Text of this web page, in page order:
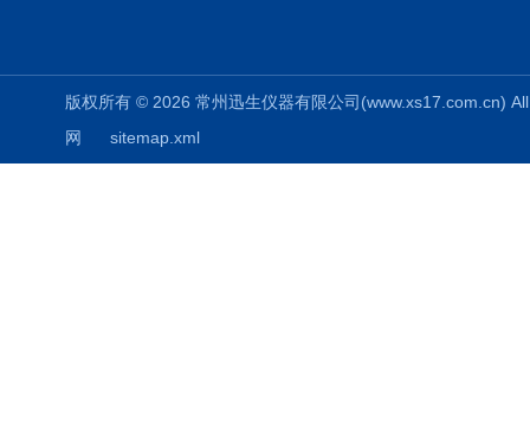
版权所有 © 2026 常州迅生仪器有限公司
网
sitemap.xml